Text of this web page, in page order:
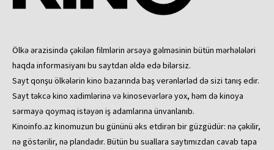
Ölkə ərazisində çəkilən filmlərin ərsəyə gəlməsinin bütün mərhələləri
haqda informasiyanı bu saytdan əldə edə bilərsiz.
Sayt qonşu ölkələrin kino bazarında baş verənlərləd də sizi tanış edir.
Sayt təkcə kino xadimlərinə və kinosevərlərə yox, həm də kinoya
sərmayə qoymaq istəyən iş adamlarına ünvanlanıb.
Kinoinfo.az kinomuzun bu gününü əks etdirən bir güzgüdür: nə çəkilir,
nə göstərilir, nə plandadır. Bütün bu suallara saytımızdan cavab tapa